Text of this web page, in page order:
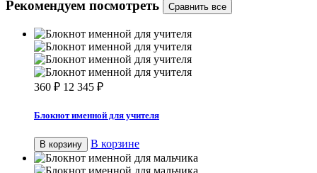
Рекомендуем посмотреть
360 ₽ 12 345 ₽
Блокнот именной для учителя
В корзину В корзине